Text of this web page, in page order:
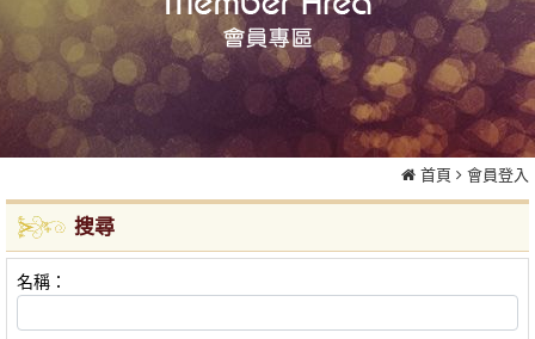
首頁 會員登入
搜尋
名稱：